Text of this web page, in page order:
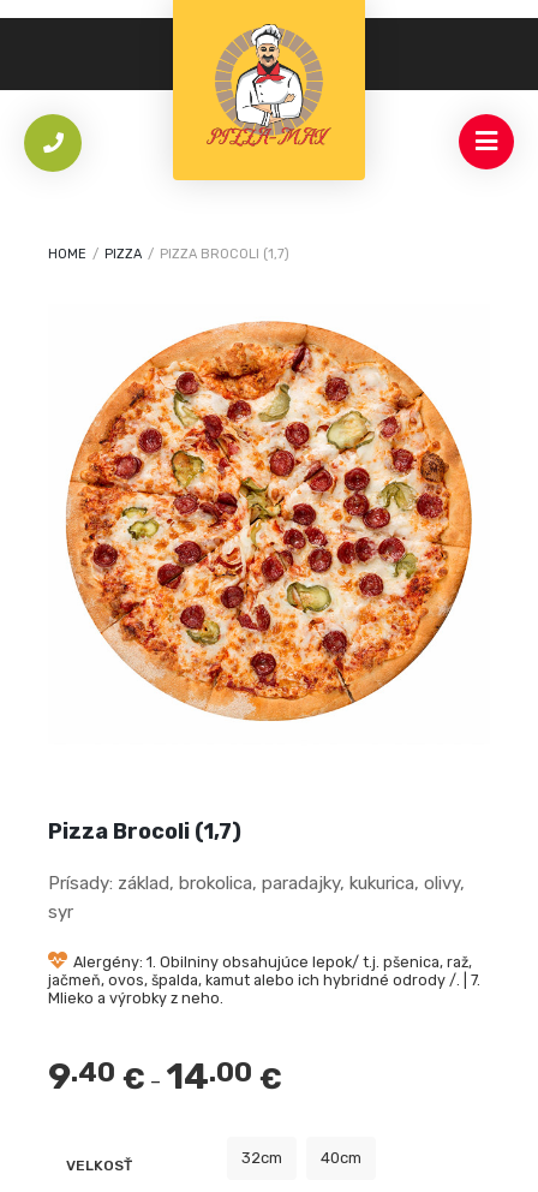
HOME / PIZZA / PIZZA BROCOLI (1,7)
Pizza Brocoli (1,7)
Prísady: základ, brokolica, paradajky, kukurica, olivy,
syr
Alergény: 1. Obilniny obsahujúce lepok/ t.j. pšenica, raž,
jačmeň, ovos, špalda, kamut alebo ich hybridné odrody /. | 7.
Mlieko a výrobky z neho.
9.40 € – 14.00 €
VELKOSŤ 32cm 40cm